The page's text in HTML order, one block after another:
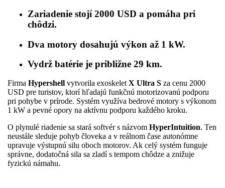
Zariadenie stojí 2000 USD a pomáha pri
chôdzi.
Dva motory dosahujú výkon až 1 kW.
Vydrž batérie je približne 29 km.
Firma Hypershell vytvorila exoskelet X Ultra S za cenu 2000
USD pre turistov, ktorí hľadajú funkčnú motorizovanú podporu
pri pohybe v prírode. Systém využíva bedrové motory s výkonom
1 kW a pevné opory na aktívnu podporu každého kroku.
O plynulé riadenie sa stará softvér s názvom HyperIntuition. Ten
neustále sleduje pohyb človeka a v reálnom čase autonómne
upravuje výstupnú silu oboch motorov. Ak celý systém funguje
správne, dodatočná sila sa zladí s tempom chôdze a znižuje
fyzickú námahu.